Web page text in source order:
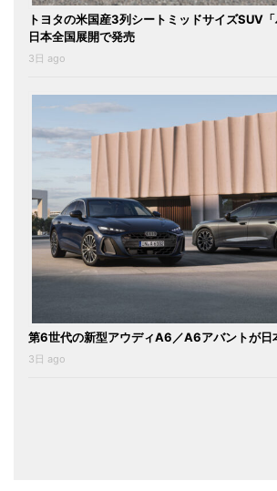
トヨタの米国産3列シートミッドサイズSUV
日本全国展開で発売
3日 ago
第6世代の新型アウディA6／A6アバントが日
3日 ago